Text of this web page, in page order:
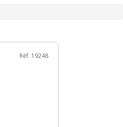
Réf. 19248